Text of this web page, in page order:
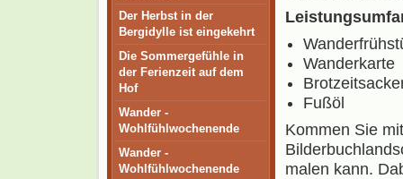
Der Herbst in der
Bergidylle ist eingekehrt
Die Sommergefühle in
der Ferienzeit auf dem
Hof
Wander -
Wohlfühlwochenende
Wander -
Wohlfühlwochenende
Wanderkarte
Fußöl
Kommen Sie
malen kann.